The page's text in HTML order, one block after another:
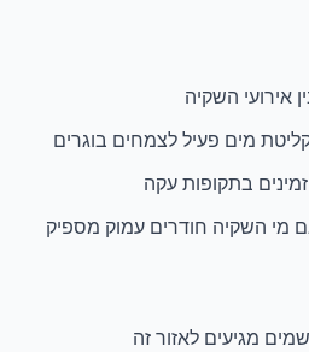
אירועי השקיה
מים פעיל לצמחים בוגרים
בתקופות עקה
מי השקיה חודרים עמוק מספיק
מגיעים לאזור זה